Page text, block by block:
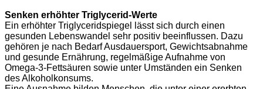
Senken erhöhter Triglycerid-Werte
Ein erhöhter Triglyceridspiegel lässt sich durch einen
gesunden Lebenswandel sehr positiv beeinflussen. Dazu
gehören je nach Bedarf Ausdauersport, Gewichtsabnahme
und gesunde Ernährung, regelmäßige Aufnahme von
Omega-3-Fettsäuren sowie unter Umständen ein Senken
des Alkoholkonsums.